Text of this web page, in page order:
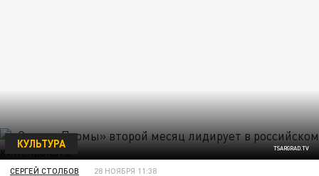
TSARGRAD.TV
КУЛЬТУРА
СЕРГЕЙ СТОЛБОВ 28 НОЯБРЯ 11:38